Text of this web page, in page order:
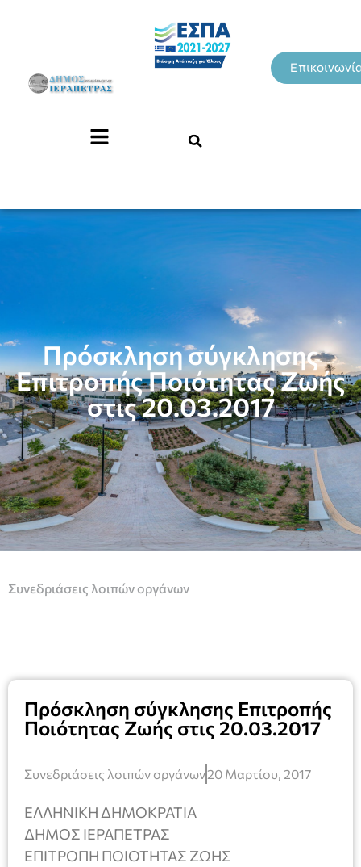
Πρόσκληση σύγκλησης
Επιτροπής Ποιότητας Ζωής
στις 20.03.2017
Συνεδριάσεις λοιπών οργάνων
Πρόσκληση σύγκλησης Επιτροπής
Ποιότητας Ζωής στις 20.03.2017
Συνεδριάσεις λοιπών οργάνων20 Μαρτίου, 2017
EΛΛΗΝΙΚΗ ΔΗΜΟΚΡΑΤΙΑ
ΔΗΜΟΣ ΙΕΡΑΠΕΤΡΑΣ
ΕΠΙΤΡΟΠΗ ΠΟΙΟΤΗΤΑΣ ΖΩΗΣ